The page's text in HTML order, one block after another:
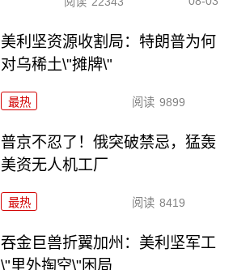
美利坚资源收割局：特朗普为何
对乌稀土\"摊牌\"
最热 阅读 9899
普京不忍了！俄突破禁忌，猛轰
美资无人机工厂
最热 阅读 8419
吞金巨兽折翼加州：美利坚军工
\"里外掏空\"困局